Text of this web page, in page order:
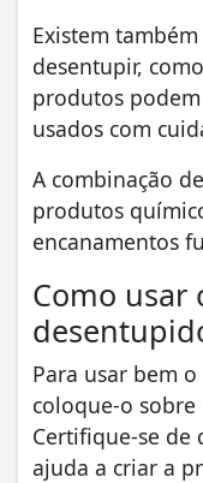
Existem
desentupir,
produtos podem
usados com
A combinação
produtos
encanamentos
Como usar
Para usar bem
coloque-o
Certifique-se de
ajuda a criar a